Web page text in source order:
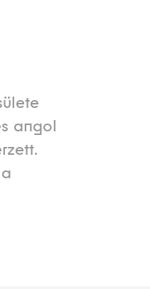
angol